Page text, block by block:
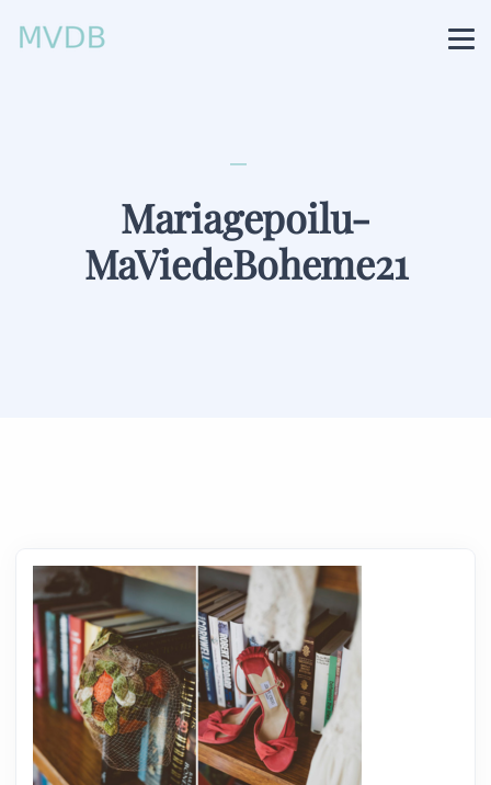
Mariagepoilu-
MaViedeBoheme21